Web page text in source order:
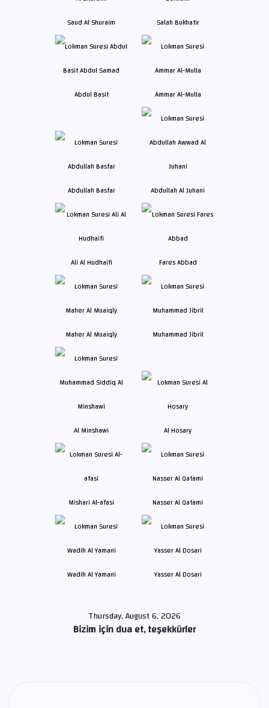
Saud Al Shuraim Salah Bukhatir
Abdul Basit Ammar Al-Mulla
Abdullah Basfar Abdullah Al Juhani
Ali Al Hudhaifi Fares Abbad
Maher Al Muaiqly Muhammad Jibril
Al Minshawi Al Hosary
Mishari Al-afasi Nasser Al Qatami
Wadih Al Yamani Yasser Al Dosari
Thursday, August 6, 2026
Bizim için dua et, teşekkürler